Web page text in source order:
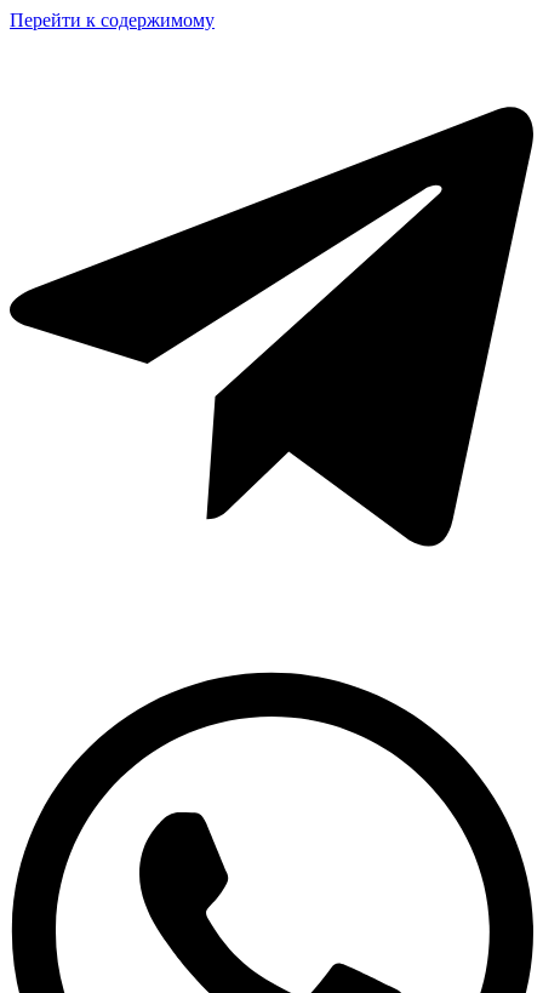
Перейти к содержимому